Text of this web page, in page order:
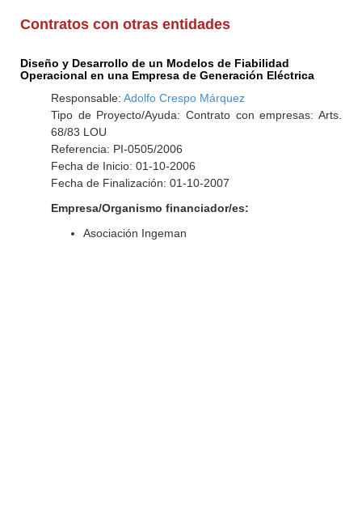
Contratos con otras entidades
Diseño y Desarrollo de un Modelos de Fiabilidad
Operacional en una Empresa de Generación Eléctrica
Responsable: Adolfo Crespo Márquez
Tipo de Proyecto/Ayuda: Contrato con empresas: Arts.
68/83 LOU
Referencia: PI-0505/2006
Fecha de Inicio: 01-10-2006
Fecha de Finalización: 01-10-2007
Empresa/Organismo financiador/es:
Asociación Ingeman